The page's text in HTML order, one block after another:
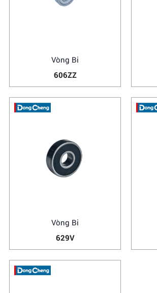
Vòng Bi
606ZZ
Vòng Bi
629V